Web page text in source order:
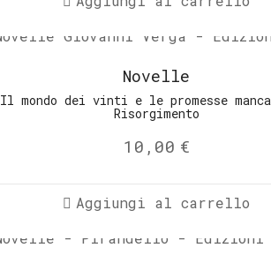
Novelle
Il mondo dei vinti e le promesse
Risorgimento
10,00 €
Aggiungi al carrello